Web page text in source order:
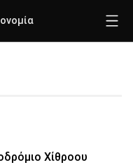
Χίθροου